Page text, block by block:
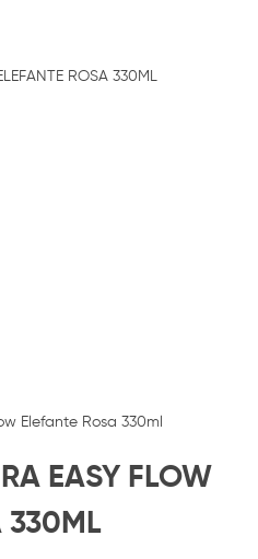
ROSA 330ML
Elefante Rosa 330ml
EASY FLOW
330ML